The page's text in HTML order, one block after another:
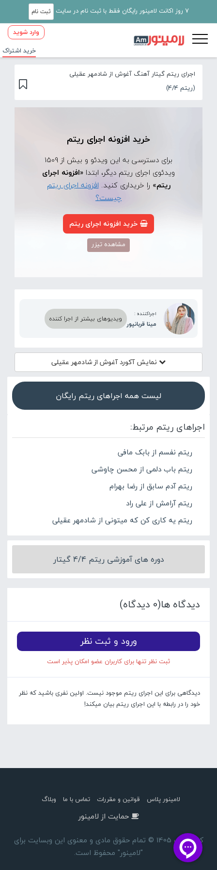
7 روز اکانت لامینور رایگان فقط با ثبت نام در سایت ثبت نام
وارد شوید
خرید اشتراک
اجرای ریتم گیتار آهنگ آغوش از شادمهر عقیلی
(ریتم 4/4)
خرید افزونه اجرای ریتم
برای دسترسی به این ویدئو و بیش از 1509
ویدئوی اجرای ریتم دیگر، ابتدا «افزونه اجرای
ریتم» را خریداری کنید.افزونه اجرای ریتم
چیست؟
خرید افزونه اجرای ریتم
مشاهده تیزر
اجراکننده :
مینا قربانپور
ویدیوهای بیشتر از اجرا کننده
نمایش آکوردآغوش از شادمهر عقیلی
لیست همه اجراهای ریتم رایگان
اجراهای ریتم مرتبط:
ریتم نفسم از بابک مافی
ریتم باب دلمی از محسن چاوشی
ریتم آدم سابق از رضا بهرام
ریتم آرامش از علی راد
ریتم یه کاری کن که میتونی از شادمهر عقیلی
دوره های آموزشی ریتم 4/4 گیتار
دیدگاه ها(0 دیدگاه)
ورود و ثبت نظر
ثبت نظر تنها برای کاربران عضو امکان پذیر است
دیدگاهی برای این اجرای ریتم موجود نیست. اولین نفری باشید که نظر
خود را در رابطه با این اجرای ریتم بیان میکند!
لامینور پلاس قوانین و مقررات تماس با ما وبلاگ
حمایت از لامینور
کپی رایت 1405 © تمام حقوق مادی و معنوی این وبسایت برای
"لامینور" محفوظ است.